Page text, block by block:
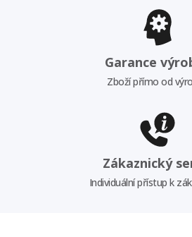
Garance
Zboží přímo od
Zákaznický
Individuální přístup k